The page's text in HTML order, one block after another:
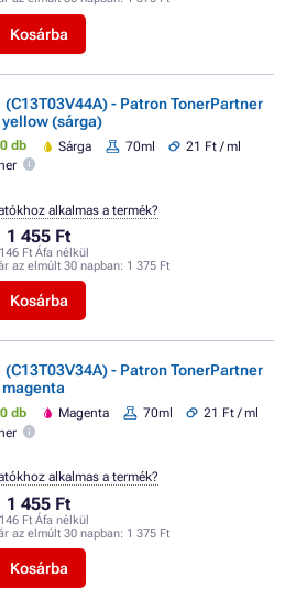
Kosárba
(C13T03V44A) - Patron TonerPartner
yellow (sárga)
db Sárga 70ml
21 Ft / ml
1 455 Ft
Ft Áfa nélkül
az elmúlt 30 napban: 1 375 Ft
Kosárba
alkalmas a termék?
(C13T03V34A) - Patron TonerPartner
magenta
db Magenta 70ml
21 Ft / ml
1 455 Ft
Ft Áfa nélkül
az elmúlt 30 napban: 1 375 Ft
Kosárba
alkalmas a termék?